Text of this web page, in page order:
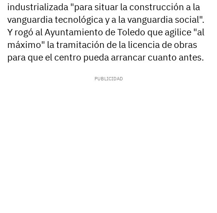
industrializada "para situar la construcción a la
vanguardia tecnológica y a la vanguardia social".
Y rogó al Ayuntamiento de Toledo que agilice "al
máximo" la tramitación de la licencia de obras
para que el centro pueda arrancar cuanto antes.